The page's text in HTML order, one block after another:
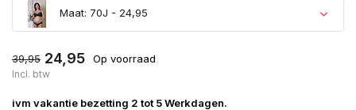
Maat: 70J - 24,95
39,95 24,95 Op voorraad
Incl. btw
ivm vakantie bezetting 2 tot 5 Werkdagen.